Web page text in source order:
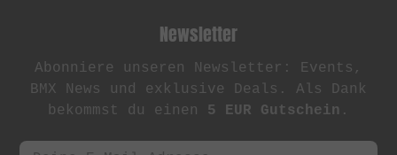
Newsletter
Abonniere unseren Newsletter: Events,
BMX News und exklusive Deals. Als Dank
bekommst du einen 5 EUR Gutschein .